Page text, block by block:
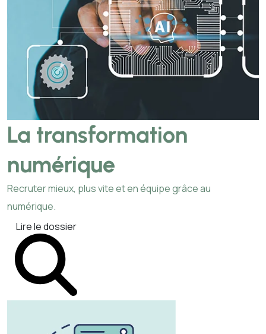
La transformation
numérique
Recruter mieux, plus vite et en équipe grâce au
numérique.
Lire le dossier